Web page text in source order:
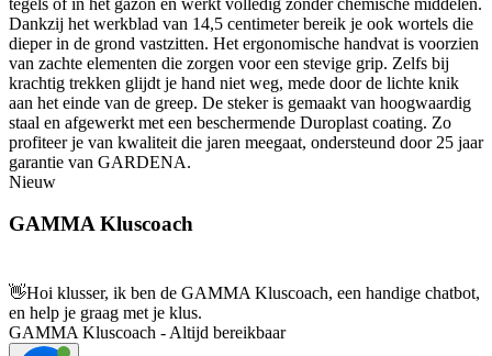
Dankzij het werkblad van 14,5 centimeter bereik je ook wortels die
dieper in de grond vastzitten. Het ergonomische handvat is voorzien
van zachte elementen die zorgen voor een stevige grip. Zelfs bij
krachtig trekken glijdt je hand niet weg, mede door de lichte knik
aan het einde van de greep. De steker is gemaakt van hoogwaardig
staal en afgewerkt met een beschermende Duroplast coating. Zo
profiteer je van kwaliteit die jaren meegaat, ondersteund door 25 jaar
garantie van GARDENA.
Nieuw
GAMMA Kluscoach
👋Hoi klusser, ik ben de GAMMA Kluscoach, een handige chatbot,
en help je graag met je klus.
GAMMA Kluscoach - Altijd bereikbaar